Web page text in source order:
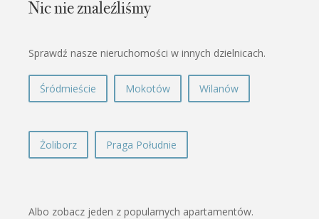
Nic nie znaleźliśmy
Sprawdź nasze nieruchomości w innych dzielnicach.
Śródmieście Mokotów Wilanów
Żoliborz Praga Południe
Albo zobacz jeden z popularnych apartamentów.
Google
own this
OK